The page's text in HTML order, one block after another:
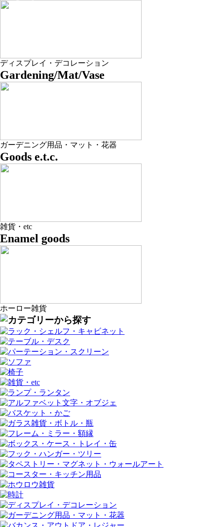
ディスプレイ・デコレーション
Gardening/Mat/Vase
ガーデニング用品・マット・花器
Goods e.t.c.
雑貨・etc
Enamel goods
ホーロー雑貨